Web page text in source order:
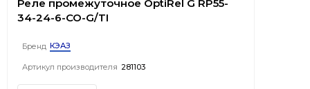
Реле промежуточное OptiRel G RP55-
34-24-6-CO-G/TI
Бренд КЭАЗ
Артикул производителя 281103